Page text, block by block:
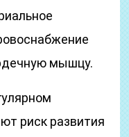
мышцу.
риск развития